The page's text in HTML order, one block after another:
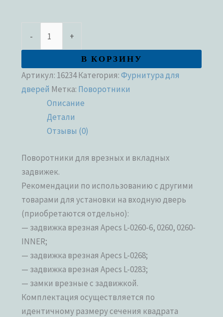
- +
В КОРЗИНУ
Артикул: 16234Категория:Фурнитура для
дверей Метка: Поворотники
Описание
Детали
Отзывы (0)
Поворотники для врезных и вкладных
задвижек.
Рекомендации по использованию с другими
товарами для установки на входную дверь
(приобретаются отдельно):
— задвижка врезная Apecs L-0260-6, 0260, 0260-
INNER;
— задвижка врезная Apecs L-0268;
— задвижка врезная Apecs L-0283;
— замки врезные с задвижкой.
Комплектация осуществляется по
идентичному размеру сечения квадрата